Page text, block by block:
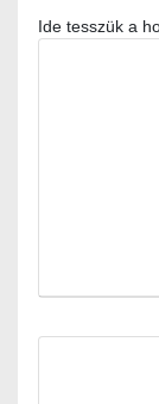
Ide tesszük a